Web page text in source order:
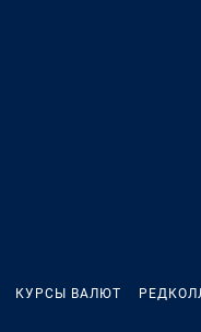
КУРСЫ ВАЛЮТ